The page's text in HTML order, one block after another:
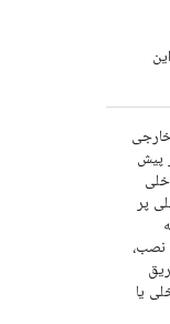
پیش
پر
یا